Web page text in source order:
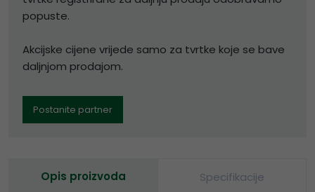
popuste.
Akcijske cijene vrijede samo za tvrtke koje se bave
daljnjom prodajom.
Postanite partner
Opis proizvoda Specifikacije